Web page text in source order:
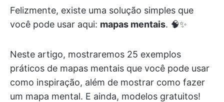
Felizmente, existe uma solução simples que
você pode usar aqui: mapas mentais. 🧠✨
Neste artigo, mostraremos 25 exemplos
práticos de mapas mentais que você pode usar
como inspiração, além de mostrar como fazer
um mapa mental. E ainda, modelos gratuitos!